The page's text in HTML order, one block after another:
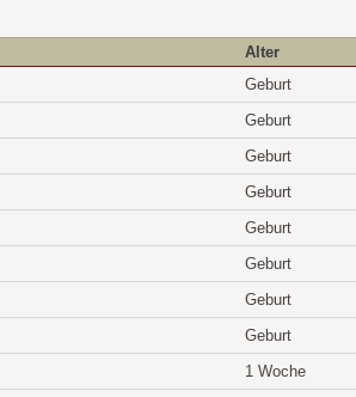
Alter
Geburt
Geburt
Geburt
Geburt
Geburt
Geburt
Geburt
Geburt
1 Woche